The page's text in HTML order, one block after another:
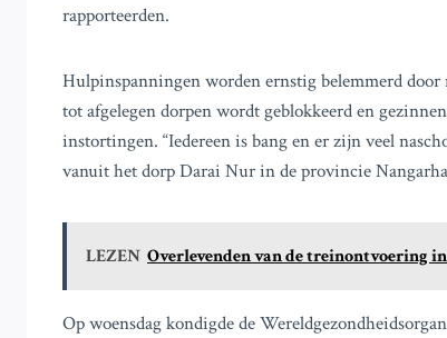
rapporteerden.
Hulpinspanningen worden ernstig belemmerd
tot afgelegen dorpen wordt geblokkeerd en
instortingen. “Iedereen is bang en er zijn veel
vanuit het dorp Darai Nur in de provincie
LEZEN Overlevenden van de treinontvoering
Op woensdag kondigde de